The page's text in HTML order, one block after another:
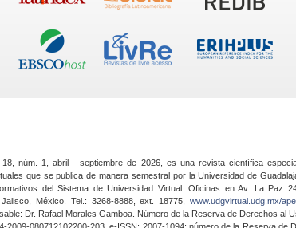
18, núm. 1, abril - septiembre de 2026, es una revista científica
que se publica de manera semestral por la Universidad de
del Sistema de Universidad Virtual. Oficinas en Av. La Paz
Jalisco, México. Tel.: 3268-8888, ext. 18775,www.udgvirtual.udg.mx/
Dr. Rafael Morales Gamboa. Número de la Reserva de Derechos al